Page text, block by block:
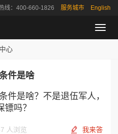
线：400-660-1826 服务城市 English
导
航
心
件是啥
件是啥？不是退伍军人，
吗？
人浏览 我来答